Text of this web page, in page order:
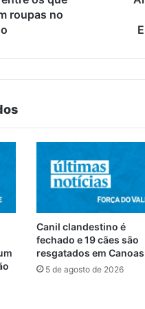
roupas no
Canil clandestino é
fechado e 19 cães são
resgatados em Canoas
5 de agosto de 2026
Muçum
Encantado